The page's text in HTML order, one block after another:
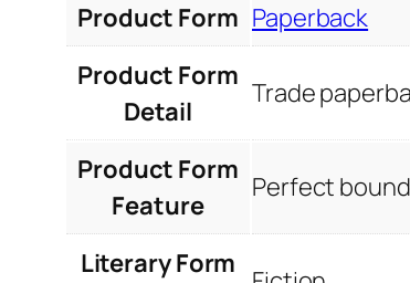
Product Form Paperback
Product Form
Detail
Trade
Product Form
Feature
Perfect bound
Literary Form